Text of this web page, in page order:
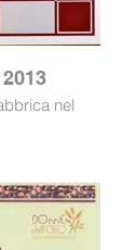
nel